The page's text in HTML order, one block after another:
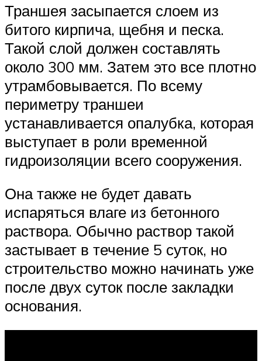
Траншея засыпается слоем из
битого кирпича, щебня и песка.
Такой слой должен составлять
около 300 мм. Затем это все плотно
утрамбовывается. По всему
периметру траншеи
устанавливается опалубка, которая
выступает в роли временной
гидроизоляции всего сооружения.
Она также не будет давать
испаряться влаге из бетонного
раствора. Обычно раствор такой
застывает в течение 5 суток, но
строительство можно начинать уже
после двух суток после закладки
основания.